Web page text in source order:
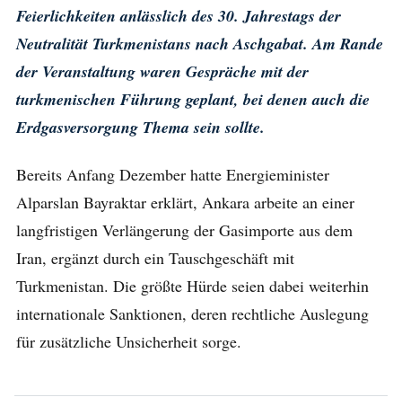
Feierlichkeiten anlässlich des 30. Jahrestags der
Neutralität Turkmenistans nach Aschgabat. Am Rande
der Veranstaltung waren Gespräche mit der
turkmenischen Führung geplant, bei denen auch die
Erdgasversorgung Thema sein sollte.
Bereits Anfang Dezember hatte Energieminister
Alparslan Bayraktar erklärt, Ankara arbeite an einer
langfristigen Verlängerung der Gasimporte aus dem
Iran, ergänzt durch ein Tauschgeschäft mit
Turkmenistan. Die größte Hürde seien dabei weiterhin
internationale Sanktionen, deren rechtliche Auslegung
für zusätzliche Unsicherheit sorge.